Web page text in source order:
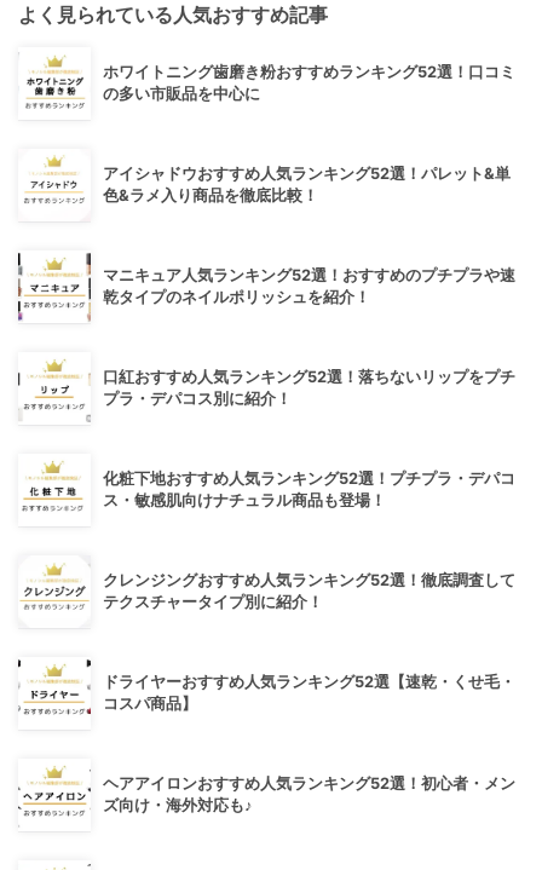
よく見られている人気おすすめ記事
ホワイトニング歯磨き粉おすすめランキング52選！口コミ
の多い市販品を中心に
アイシャドウおすすめ人気ランキング52選！パレット&単
色&ラメ入り商品を徹底比較！
マニキュア人気ランキング52選！おすすめのプチプラや速
乾タイプのネイルポリッシュを紹介！
口紅おすすめ人気ランキング52選！落ちないリップをプチ
プラ・デパコス別に紹介！
化粧下地おすすめ人気ランキング52選！プチプラ・デパコ
ス・敏感肌向けナチュラル商品も登場！
クレンジングおすすめ人気ランキング52選！徹底調査して
テクスチャータイプ別に紹介！
ドライヤーおすすめ人気ランキング52選【速乾・くせ毛・
コスパ商品】
ヘアアイロンおすすめ人気ランキング52選！初心者・メン
ズ向け・海外対応も♪